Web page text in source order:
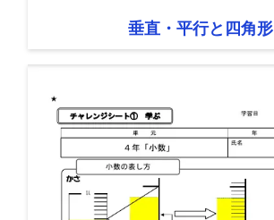
垂直・平行と四角形